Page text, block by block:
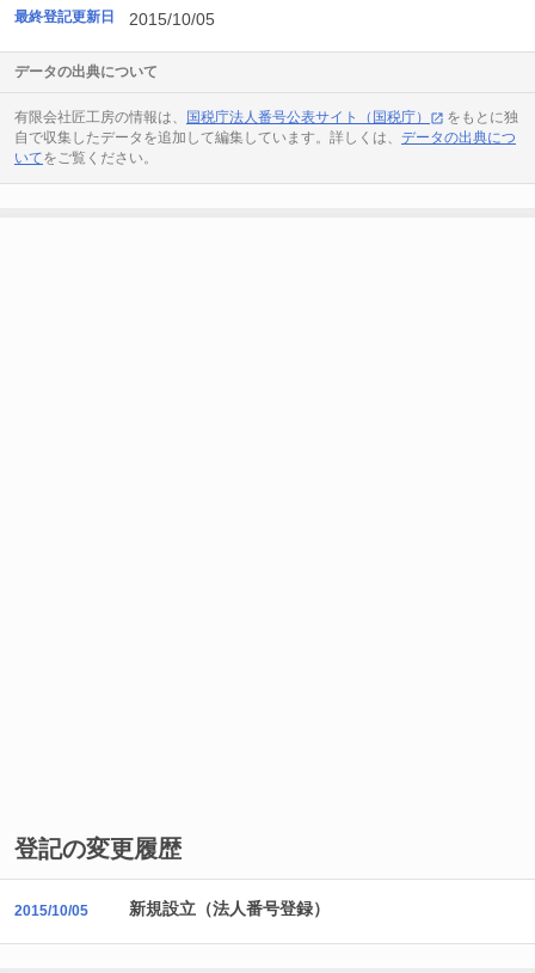
最終登記更新日 2015/10/05
データの出典について
有限会社匠工房の情報は、 国税庁法人番号公表サイト（国税庁）
をもとに独
自で収集したデータを追加して編集しています。詳しくは、 データの出典につ
いてをご覧ください。
登記の変更履歴
2015/10/05 新規設立（法人番号登録）